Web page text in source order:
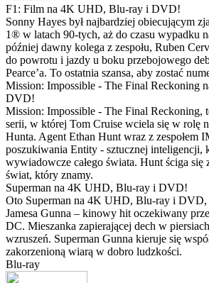
F1: Film na 4K UHD, Blu-ray i DVD!
Sonny Hayes był najbardziej obiecującym
1® w latach 90-tych, aż do czasu wypadku
później dawny kolega z zespołu, Ruben
do powrotu i jazdy u boku przebojowego
Pearce’a. To ostatnia szansa, aby zostać
Mission: Impossible - The Final Reckoning
DVD!
Mission: Impossible - The Final Reckoning,
serii, w której Tom Cruise wciela się w rolę
Hunta. Agent Ethan Hunt wraz z zespołem
poszukiwania Entity - sztucznej inteligencji,
wywiadowcze całego świata. Hunt ściga się
świat, który znamy.
Superman na 4K UHD, Blu-ray i DVD!
Oto Superman na 4K UHD, Blu-ray i DVD,
Jamesa Gunna – kinowy hit oczekiwany
DC. Mieszanka zapierającej dech w
wzruszeń. Superman Gunna kieruje się
zakorzenioną wiarą w dobro ludzkości.
Blu-ray